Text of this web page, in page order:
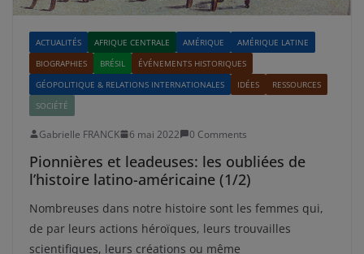
ACTUALITÉS AFRIQUE CENTRALE AMÉRIQUE
AMÉRIQUE LATINE
BIOGRAPHIES
BRÉSIL
ÉVÉNEMENTS HISTORIQUES
GÉOPOLITIQUE & RELATIONS INTERNATIONALES
IDÉES
RESSOURCES
SOCIÉTÉ
Gabrielle FRANCK 6 mai 2022 0 Comments
Pionnières et leadeuses: les oubliées de
l’histoire latino-américaine (1/2)
Nombreuses dans notre histoire sont les femmes qui,
de par leurs actions héroïques, leurs trouvailles
scientifiques, leurs créations ou même